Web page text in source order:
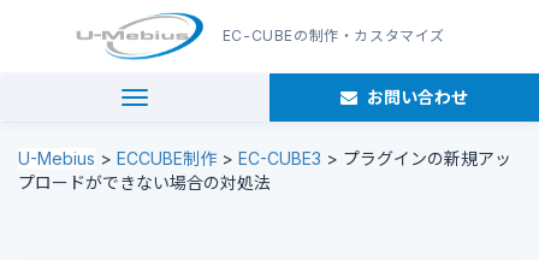
EC-CUBEの制作・カスタマイズ
navigation お問い合わせ
U-Mebius > ECCUBE制作 > EC-CUBE3 > プラグインの新規アッ
プロードができない場合の対処法